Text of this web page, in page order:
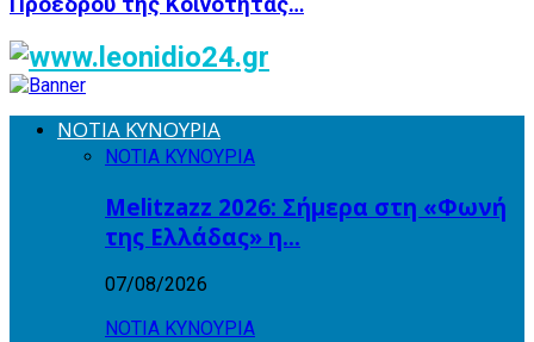
ΝΟΤΙΑ ΚΥΝΟΥΡΙΑ
ΝΟΤΙΑ ΚΥΝΟΥΡΙΑ
Melitzazz 2026: Σήμερα στη «Φωνή
της Ελλάδας» η…
07/08/2026
ΝΟΤΙΑ ΚΥΝΟΥΡΙΑ